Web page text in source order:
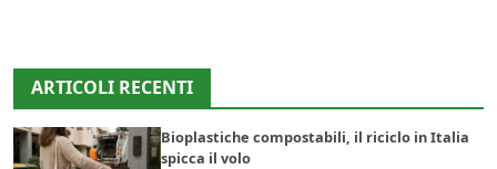
ARTICOLI RECENTI
Bioplastiche compostabili, il riciclo in Italia
spicca il volo